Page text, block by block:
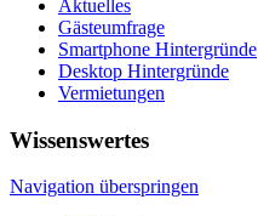
Aktuelles
Gästeumfrage
Smartphone Hintergründe
Desktop Hintergründe
Vermietungen
Wissenswertes
Navigation überspringen